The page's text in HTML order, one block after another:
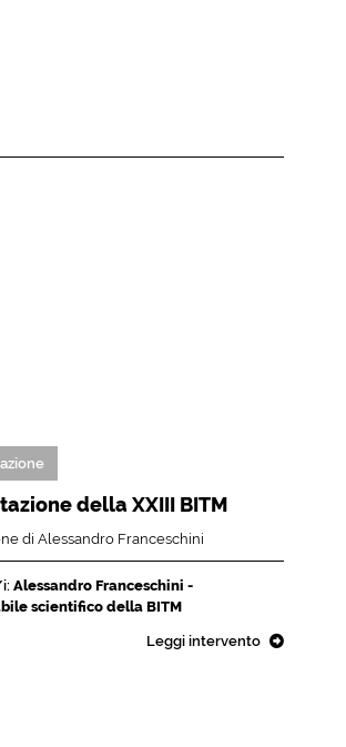
della XXIII BITM
di Alessandro Franceschini
Alessandro Franceschini -
scientifico della BITM
Leggi intervento